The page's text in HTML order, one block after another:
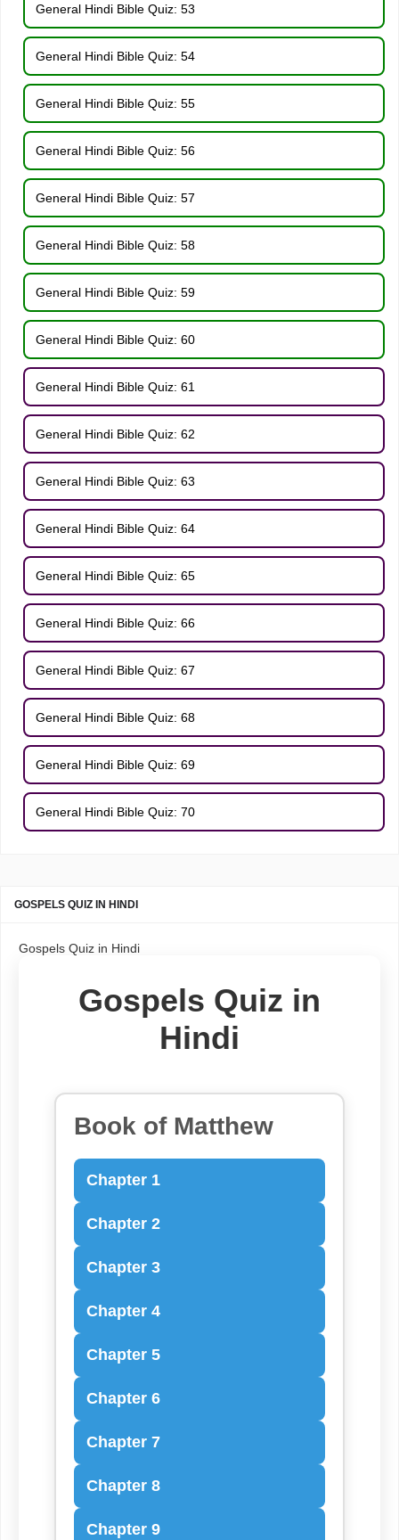
General Hindi Bible Quiz: 53
General Hindi Bible Quiz: 54
General Hindi Bible Quiz: 55
General Hindi Bible Quiz: 56
General Hindi Bible Quiz: 57
General Hindi Bible Quiz: 58
General Hindi Bible Quiz: 59
General Hindi Bible Quiz: 60
General Hindi Bible Quiz: 61
General Hindi Bible Quiz: 62
General Hindi Bible Quiz: 63
General Hindi Bible Quiz: 64
General Hindi Bible Quiz: 65
General Hindi Bible Quiz: 66
General Hindi Bible Quiz: 67
General Hindi Bible Quiz: 68
General Hindi Bible Quiz: 69
General Hindi Bible Quiz: 70
GOSPELS QUIZ IN HINDI
Gospels Quiz in Hindi
Gospels Quiz in
Hindi
Book of Matthew
Chapter 1
Chapter 2
Chapter 3
Chapter 4
Chapter 5
Chapter 6
Chapter 7
Chapter 8
Chapter 9